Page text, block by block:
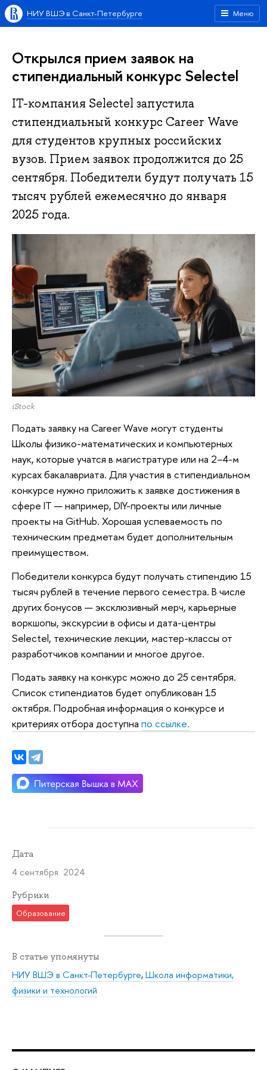
Меню
НИУ ВШЭ в Санкт-Петербурге
Открылся прием заявок на
стипендиальный конкурс Selectel
IT-компания Selectel запустила
стипендиальный конкурс Career Wave
для студентов крупных российских
вузов. Прием заявок продолжится до 25
сентября. Победители будут получать 15
тысяч рублей ежемесячно до января
2025 года.
iStock
Подать заявку на Career Wave могут студенты
Школы физико-математических и компьютерных
наук, которые учатся в магистратуре или на 2–4-м
курсах бакалавриата. Для участия в стипендиальном
конкурсе нужно приложить к заявке достижения в
сфере IT — например, DIY-проекты или личные
проекты на GitHub. Хорошая успеваемость по
техническим предметам будет дополнительным
преимуществом.
Победители конкурса будут получать стипендию 15
тысяч рублей в течение первого семестра. В числе
других бонусов — эксклюзивный мерч, карьерные
воркшопы, экскурсии в офисы и дата-центры
Selectel, технические лекции, мастер-классы от
разработчиков компании и многое другое.
Подать заявку на конкурс можно до 25 сентября.
Список стипендиатов будет опубликован 15
октября. Подробная информация о конкурсе и
критериях отбора доступна по ссылке.
Дата
4 сентября 2024
Рубрики
Образование
В статье упомянуты
НИУ ВШЭ в Санкт-Петербурге,Школа информатики,
физики и технологий